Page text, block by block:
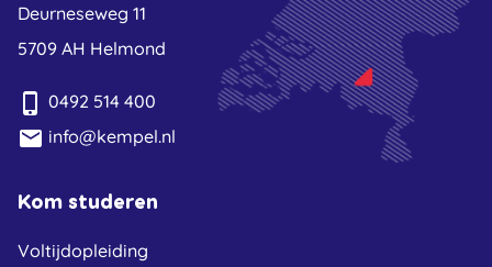
Deurneseweg 11
5709 AH Helmond
phone_iphone 0492 514 400
email info@kempel.nl
Kom studeren
Voltijdopleiding